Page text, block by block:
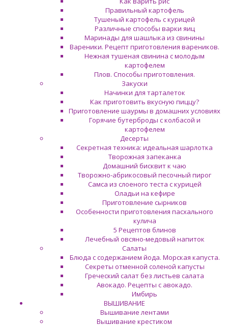
Правильный картофель
Тушеный картофель с курицей
Различные способы варки яиц
Маринады для шашлыка из свинины
Вареники. Рецепт приготовления вареников.
Нежная тушеная свинина с молодым
картофелем
Плов. Способы приготовления.
Закуски
Начинки для тарталеток
Как приготовить вкусную пиццу?
Приготовление шаурмы в домашних условиях
Горячие бутерброды с колбасой и
картофелем
Десерты
Секретная техника: идеальная шарлотка
Творожная запеканка
Домашний бисквит к чаю
Творожно-абрикосовый песочный пирог
Самса из слоеного теста с курицей
Оладьи на кефире
Приготовление сырников
Особенности приготовления пасхального
кулича
5 Рецептов блинов
Лечебный овсяно-медовый напиток
Салаты
Блюда с содержанием йода. Морская капуста.
Секреты отменной соленой капусты
Греческий салат без листьев салата
Авокадо. Рецепты с авокадо.
Имбирь
ВЫШИВАНИЕ
Вышивание лентами
Вышивание крестиком